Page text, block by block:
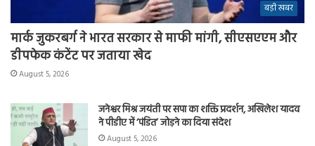
बड़ी खबर
मार्क जुकरबर्ग ने भारत सरकार से माफी मांगी, सीएसएएम और
डीपफेक कंटेंट पर जताया खेद
August 5, 2026
जनेश्वर मिश्र जयंती पर सपा का शक्ति प्रदर्शन, अखिलेश यादव
ने पीडीए में ‘पंडित’ जोड़ने का दिया संदेश
August 5, 2026